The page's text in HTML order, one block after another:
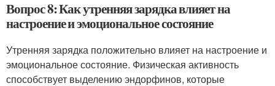
Вопрос 8: Как утренняя зарядка влияет на
настроение и эмоциональное состояние
Утренняя зарядка положительно влияет на настроение и
эмоциональное состояние. Физическая активность
способствует выделению эндорфинов, которые